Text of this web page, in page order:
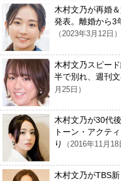
木村文乃が再婚
発表。離婚から3
（2023年3月12日）
木村文乃スピー
半で別れ、週刊
月25日）
木村文乃が30代
トーン・アクテ
り
（2016年11月18
木村文乃がTBS